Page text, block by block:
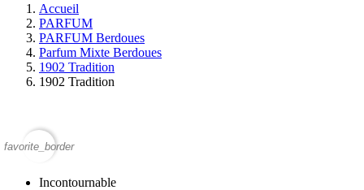
Accueil
PARFUM
PARFUM Berdoues
Parfum Mixte Berdoues
1902 Tradition
1902 Tradition
favorite_border
Incontournable